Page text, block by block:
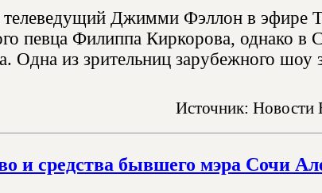
телеведущий Джимми Фэллон в эфире
певца Филиппа Киркорова, однако в
Одна из зрительниц зарубежного шоу
Источник: Новости
и средства бывшего мэра Сочи